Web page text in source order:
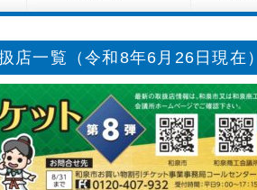
店一覧（令和8年6月26日現在）